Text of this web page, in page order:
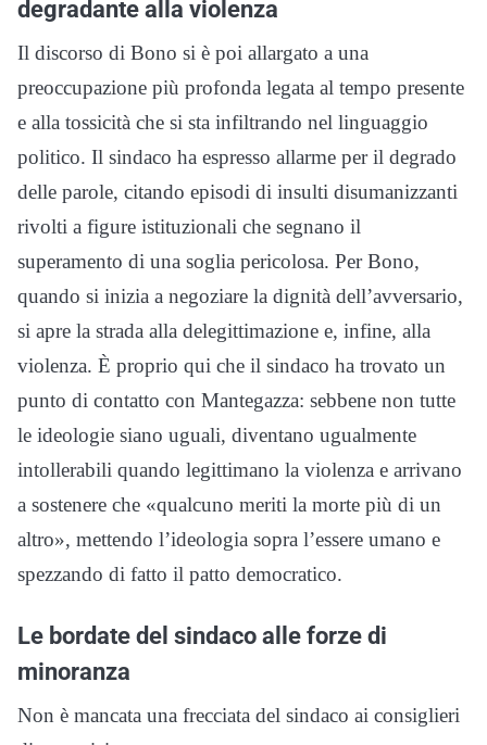
degradante alla violenza
Il discorso di Bono si è poi allargato a una
preoccupazione più profonda legata al tempo presente
e alla tossicità che si sta infiltrando nel linguaggio
politico. Il sindaco ha espresso allarme per il degrado
delle parole, citando episodi di insulti disumanizzanti
rivolti a figure istituzionali che segnano il
superamento di una soglia pericolosa. Per Bono,
quando si inizia a negoziare la dignità dell’avversario,
si apre la strada alla delegittimazione e, infine, alla
violenza. È proprio qui che il sindaco ha trovato un
punto di contatto con Mantegazza: sebbene non tutte
le ideologie siano uguali, diventano ugualmente
intollerabili quando legittimano la violenza e arrivano
a sostenere che «qualcuno meriti la morte più di un
altro», mettendo l’ideologia sopra l’essere umano e
spezzando di fatto il patto democratico.
Le bordate del sindaco alle forze di
minoranza
Non è mancata una frecciata del sindaco ai consiglieri